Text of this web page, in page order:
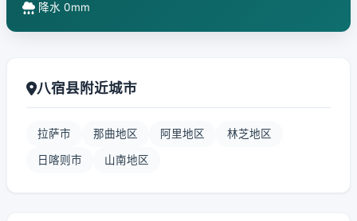
降水 0mm
八宿县附近城市
拉萨市 那曲地区 阿里地区 林芝地区
日喀则市 山南地区